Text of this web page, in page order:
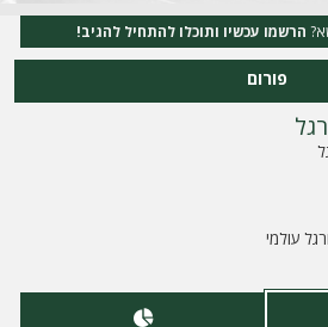
הרשמו עכשיו ותוכלו להתחיל להגיב!
פורום
עולמי